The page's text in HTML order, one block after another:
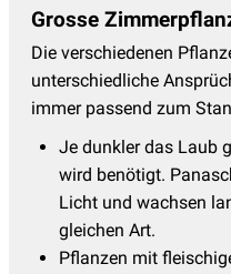
Grosse
Die verschiedenen
unterschiedliche
immer passend zum
Je dunkler das Laub
wird benötigt.
Licht und wachsen
gleichen Art.
Pflanzen mit